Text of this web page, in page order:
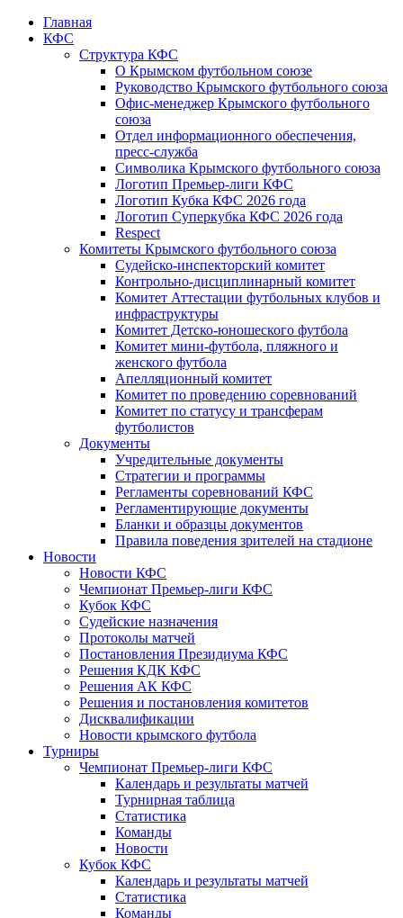
Главная
КФС
Структура КФС
О Крымском футбольном союзе
Руководство Крымского футбольного союза
Офис-менеджер Крымского футбольного
союза
Отдел информационного обеспечения,
пресс-служба
Символика Крымского футбольного союза
Логотип Премьер-лиги КФС
Логотип Кубка КФС 2026 года
Логотип Суперкубка КФС 2026 года
Respect
Комитеты Крымского футбольного союза
Судейско-инспекторский комитет
Контрольно-дисциплинарный комитет
Комитет Аттестации футбольных клубов и
инфраструктуры
Комитет Детско-юношеского футбола
Комитет мини-футбола, пляжного и
женского футбола
Апелляционный комитет
Комитет по проведению соревнований
Комитет по статусу и трансферам
футболистов
Документы
Учредительные документы
Стратегии и программы
Регламенты соревнований КФС
Регламентирующие документы
Бланки и образцы документов
Правила поведения зрителей на стадионе
Новости
Новости КФС
Чемпионат Премьер-лиги КФС
Кубок КФС
Судейские назначения
Протоколы матчей
Постановления Президиума КФС
Решения КДК КФС
Решения АК КФС
Решения и постановления комитетов
Дисквалификации
Новости крымского футбола
Турниры
Чемпионат Премьер-лиги КФС
Календарь и результаты матчей
Турнирная таблица
Статистика
Команды
Новости
Кубок КФС
Календарь и результаты матчей
Статистика
Команды